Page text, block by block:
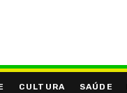
CULTURA SAÚDE